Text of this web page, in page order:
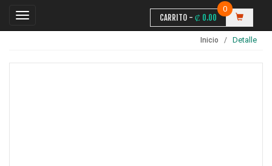
CARRITO - ₡ 0.00
0
Inicio Detalle